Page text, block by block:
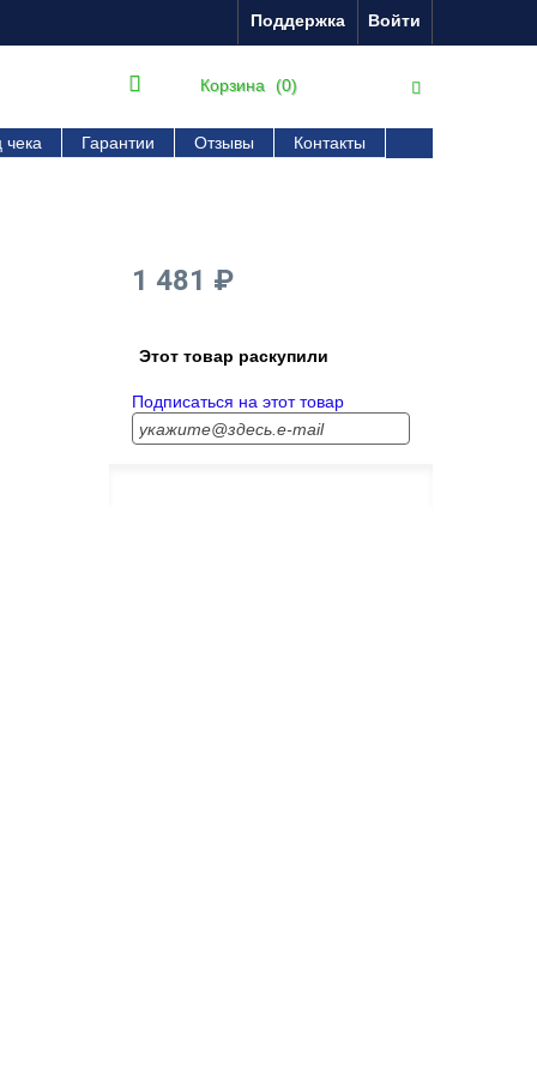
Войти
Поддержка
Корзина (0)
чека Гарантии Отзывы Контакты
1 481 ₽
Этот товар раскупили
Подписаться на этот товар